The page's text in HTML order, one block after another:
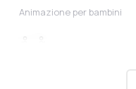
Animazione per bambini